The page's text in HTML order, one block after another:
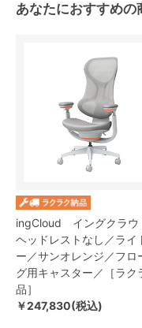
あなたにおすすめの
ingCloud イングクラウ
ヘッドレストなし／ライ
ー／サンオレンジ／フロ
グ用キャスター／［ラク
品］
￥247,830(税込)